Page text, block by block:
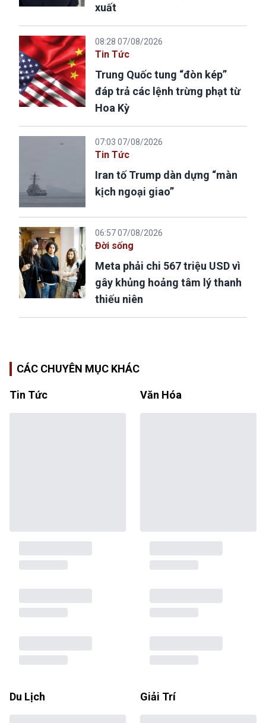
xuất
08:28 07/08/2026
Tin Tức
Trung Quốc tung “đòn kép”
đáp trả các lệnh trừng phạt từ
Hoa Kỳ
07:03 07/08/2026
Tin Tức
Iran tố Trump dàn dựng “màn
kịch ngoại giao”
06:57 07/08/2026
Đời sống
Meta phải chi 567 triệu USD vì
gây khủng hoảng tâm lý thanh
thiếu niên
CÁC CHUYÊN MỤC KHÁC
Tin Tức Văn Hóa
Du Lịch Giải Trí